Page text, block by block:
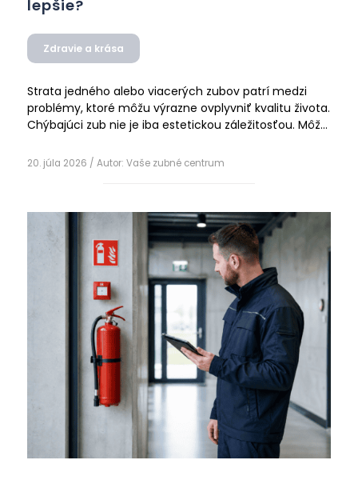
lepšie?
Zdravie a krása
Strata jedného alebo viacerých zubov patrí medzi
problémy, ktoré môžu výrazne ovplyvniť kvalitu života.
Chýbajúci zub nie je iba estetickou záležitosťou. Môže
ostatných zubov aj celkové zdravie ústnej dutiny...
20. júla 2026 / Autor: Vaše zubné centrum